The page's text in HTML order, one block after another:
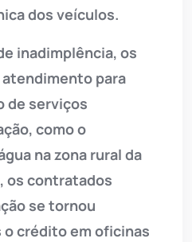
dos veículos.
inadimplência, os
para
de serviços
como o
na zona rural da
os contratados
se tornou
crédito em oficinas